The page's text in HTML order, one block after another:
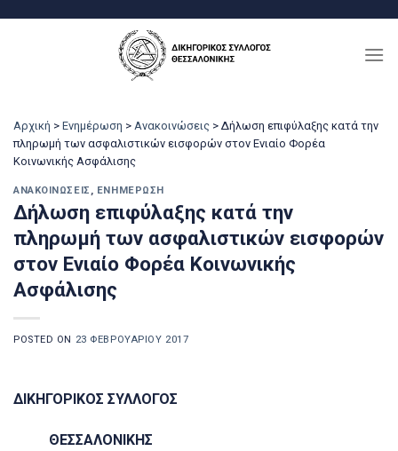
Αρχική > Ενημέρωση > Ανακοινώσεις > Δήλωση επιφύλαξης κατά την
πληρωμή των ασφαλιστικών εισφορών στον Ενιαίο Φορέα
Κοινωνικής Ασφάλισης
ΑΝΑΚΟΙΝΏΣΕΙΣ , ΕΝΗΜΈΡΩΣΗ
Δήλωση επιφύλαξης κατά την
πληρωμή των ασφαλιστικών εισφορών
στον Ενιαίο Φορέα Κοινωνικής
Ασφάλισης
POSTED ON 23 ΦΕΒΡΟΥΑΡΊΟΥ 2017
ΔΙΚΗΓΟΡΙΚΟΣ ΣΥΛΛΟΓΟΣ
ΘΕΣΣΑΛΟΝΙΚΗΣ